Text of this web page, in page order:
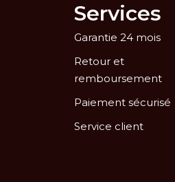
Services
Garantie 24 mois
Retour et
remboursement
Paiement sécurisé
Service client